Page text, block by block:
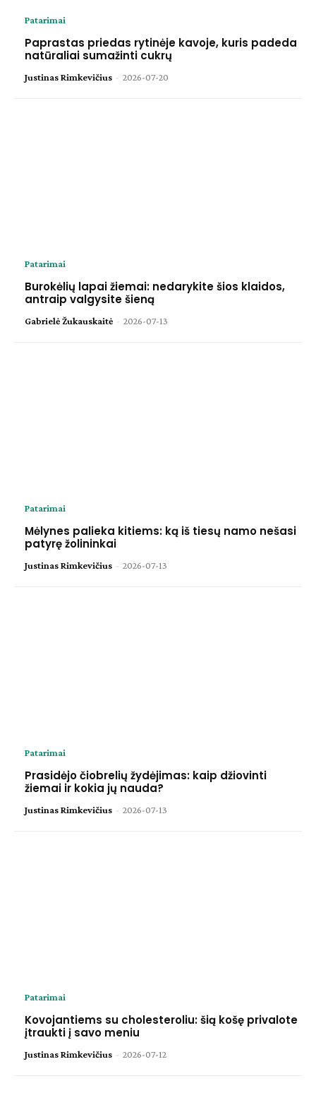
Patarimai
Paprastas priedas rytinėje kavoje, kuris padeda
natūraliai sumažinti cukrų
Justinas Rimkevičius - 2026-07-20
Patarimai
Burokėlių lapai žiemai: nedarykite šios klaidos,
antraip valgysite šieną
Gabrielė Žukauskaitė - 2026-07-13
Patarimai
Mėlynes palieka kitiems: ką iš tiesų namo nešasi
patyrę žolininkai
Justinas Rimkevičius - 2026-07-13
Patarimai
Prasidėjo čiobrelių žydėjimas: kaip džiovinti
žiemai ir kokia jų nauda?
Justinas Rimkevičius - 2026-07-13
Patarimai
Kovojantiems su cholesteroliu: šią košę privalote
įtraukti į savo meniu
Justinas Rimkevičius - 2026-07-12